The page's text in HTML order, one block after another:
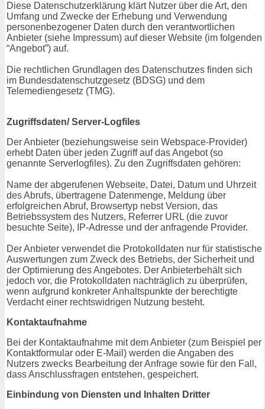
Diese Datenschutzerklärung klärt Nutzer über die Art, den
Umfang und Zwecke der Erhebung und Verwendung
personenbezogener Daten durch den verantwortlichen
Anbieter (siehe Impressum) auf dieser Website (im folgenden
“Angebot”) auf.
Die rechtlichen Grundlagen des Datenschutzes finden sich
im Bundesdatenschutzgesetz (BDSG) und dem
Telemediengesetz (TMG).
Zugriffsdaten/ Server-Logfiles
Der Anbieter (beziehungsweise sein Webspace-Provider)
erhebt Daten über jeden Zugriff auf das Angebot (so
genannte Serverlogfiles). Zu den Zugriffsdaten gehören:
Name der abgerufenen Webseite, Datei, Datum und Uhrzeit
des Abrufs, übertragene Datenmenge, Meldung über
erfolgreichen Abruf, Browsertyp nebst Version, das
Betriebssystem des Nutzers, Referrer URL (die zuvor
besuchte Seite), IP-Adresse und der anfragende Provider.
Der Anbieter verwendet die Protokolldaten nur für statistische
Auswertungen zum Zweck des Betriebs, der Sicherheit und
der Optimierung des Angebotes. Der Anbieterbehält sich
jedoch vor, die Protokolldaten nachträglich zu überprüfen,
wenn aufgrund konkreter Anhaltspunkte der berechtigte
Verdacht einer rechtswidrigen Nutzung besteht.
Kontaktaufnahme
Bei der Kontaktaufnahme mit dem Anbieter (zum Beispiel per
Kontaktformular oder E-Mail) werden die Angaben des
Nutzers zwecks Bearbeitung der Anfrage sowie für den Fall,
dass Anschlussfragen entstehen, gespeichert.
Einbindung von Diensten und Inhalten Dritter